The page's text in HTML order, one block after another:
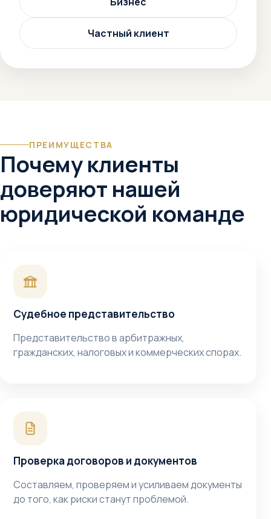
Частный клиент
ПРЕИМУЩЕСТВА
Почему клиенты
доверяют нашей
юридической команде
Судебное представительство
Представительство в арбитражных,
гражданских, налоговых и коммерческих спорах.
Проверка договоров и документов
Составляем, проверяем и усиливаем документы
до того, как риски станут проблемой.